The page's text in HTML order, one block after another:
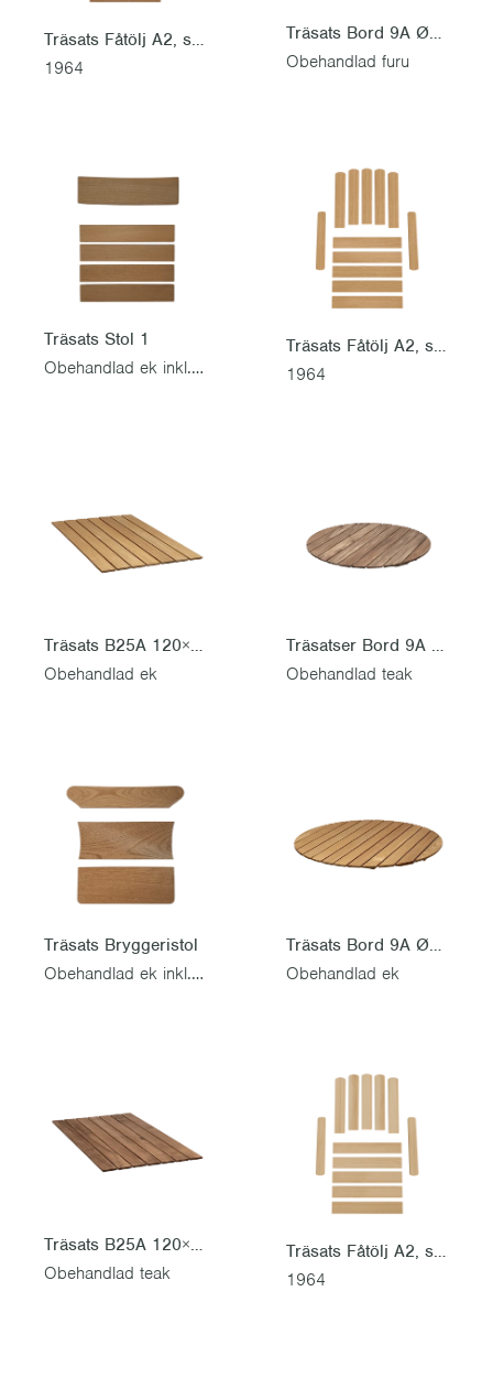
Träsats Fåtölj A2, sitsbräda 45 cm
1964
Träsats Bord 9A Ø100
Obehandlad furu
Träsats Stol 1
Obehandlad ek inkl. rostfri skruvsats
Träsats Fåtölj A2, sitsbräda 45 cm
1964
Träsats B25A 120×70 cm
Obehandlad ek
Träsatser Bord 9A Ø100
Obehandlad teak
Träsats Bryggeristol
Obehandlad ek inkl. rostfri skruvsats
Träsats Bord 9A Ø120
Obehandlad ek
Träsats B25A 120×70 cm
Obehandlad teak
Träsats Fåtölj A2, sitsbräda 45 cm
1964